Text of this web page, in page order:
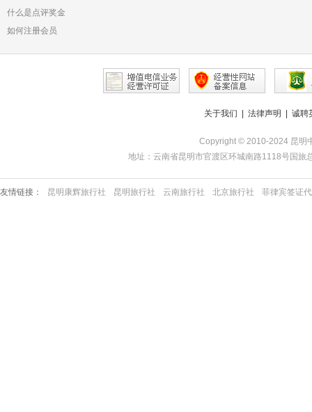
什么是点评奖金
如何注册会员
关于我们 法律声明 诚聘
Copyright © 2010-2024 昆明
地址：云南省昆明市官渡区环城南路1118号国
友情链接： 昆明康辉旅行社 昆明旅行社 云南旅行社 北京旅行社 菲律宾签证